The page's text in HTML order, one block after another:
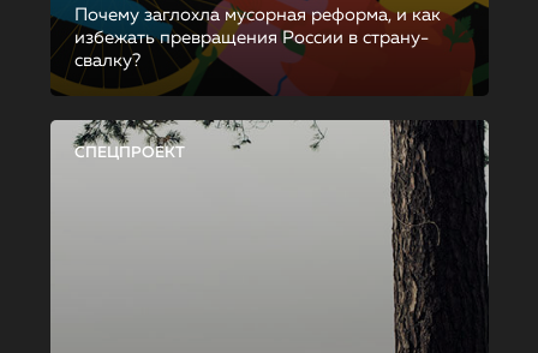
Почему заглохла мусорная реформа, и как
избежать превращения России в страну-
свалку?
СПЕЦПРОЕКТ